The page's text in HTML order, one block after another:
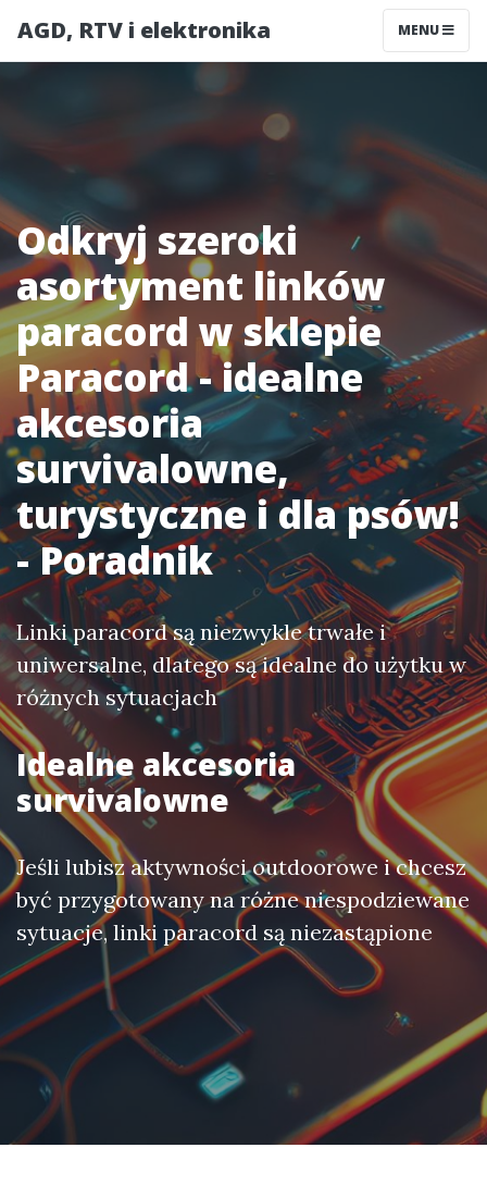
AGD, RTV i elektronika MENU
Odkryj szeroki
asortyment linków
paracord w sklepie
Paracord - idealne
akcesoria
survivalowne,
turystyczne i dla psów!
- Poradnik
Linki paracord są niezwykle trwałe i
uniwersalne, dlatego są idealne do użytku w
różnych sytuacjach
Idealne akcesoria
survivalowne
Jeśli lubisz aktywności outdoorowe i chcesz
być przygotowany na różne niespodziewane
sytuacje, linki paracord są niezastąpione